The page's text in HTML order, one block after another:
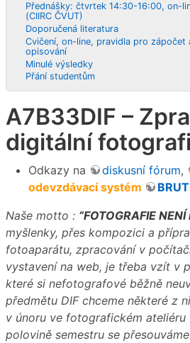
Přednášky: čtvrtek 14:30-16:00, on-
(CIIRC ČVUT)
Doporučená literatura
Cvičení, on-line, pravidla pro zápočet
opisování
Minulé výsledky
Přání studentům
A7B33DIF –
digitální
Odkazy na diskusní fórum,
odevzdávací systém
Naše motto : “FOTOGRAFIE
myšlenky, přes kompozici a
fotoaparátu, zpracování v
vystavení na web, je třeba vzít v
které si nefotografové běžně
předmětu DIF chceme některé z
v únoru ve fotografickém ateliéru
polovině semestru se